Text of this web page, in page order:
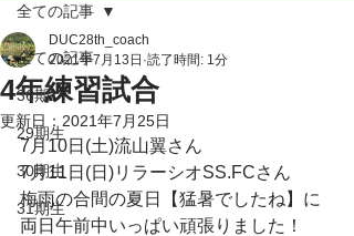
全ての記事
36期
29期生
30期生
31期生
全ての記事
4年練習試合
DUC28th_coach
2021年7月13日 読了時間: 1分
更新日： 2021年7月25日
7月10日(土)流山翼さん
7月11日(日)リラーシオSS.FCさん
梅雨の合間の夏日【猛暑でしたね】に
両日午前中いっぱい頑張りました！